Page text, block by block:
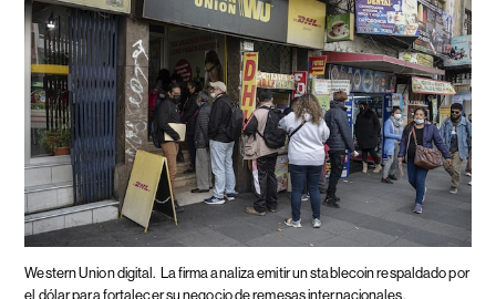
Western Union digital. La firma analiza emitir un stablecoin respaldado por
el dólar para fortalecer su negocio de remesas internacionales.